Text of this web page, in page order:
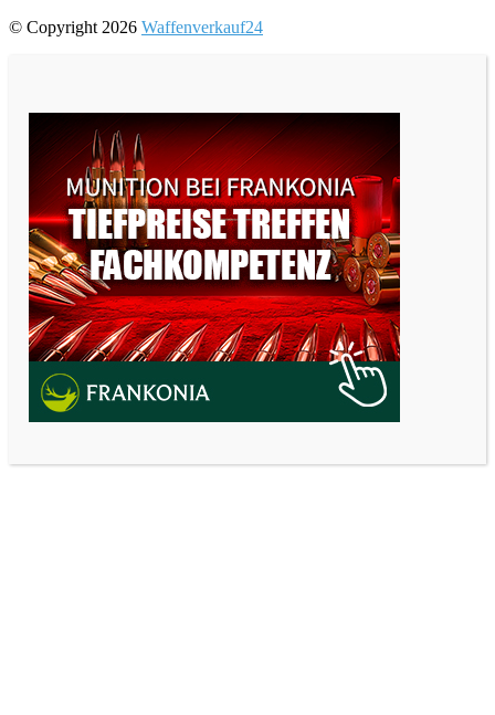
© Copyright 2026 Waffenverkauf24